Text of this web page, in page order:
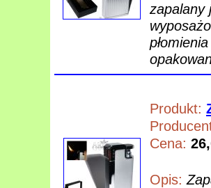
zapalany
Produkt:
Cena:
Opis: